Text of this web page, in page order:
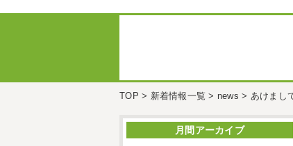
TOP > 新着情報一覧 > news > あけまし
月間アーカイブ